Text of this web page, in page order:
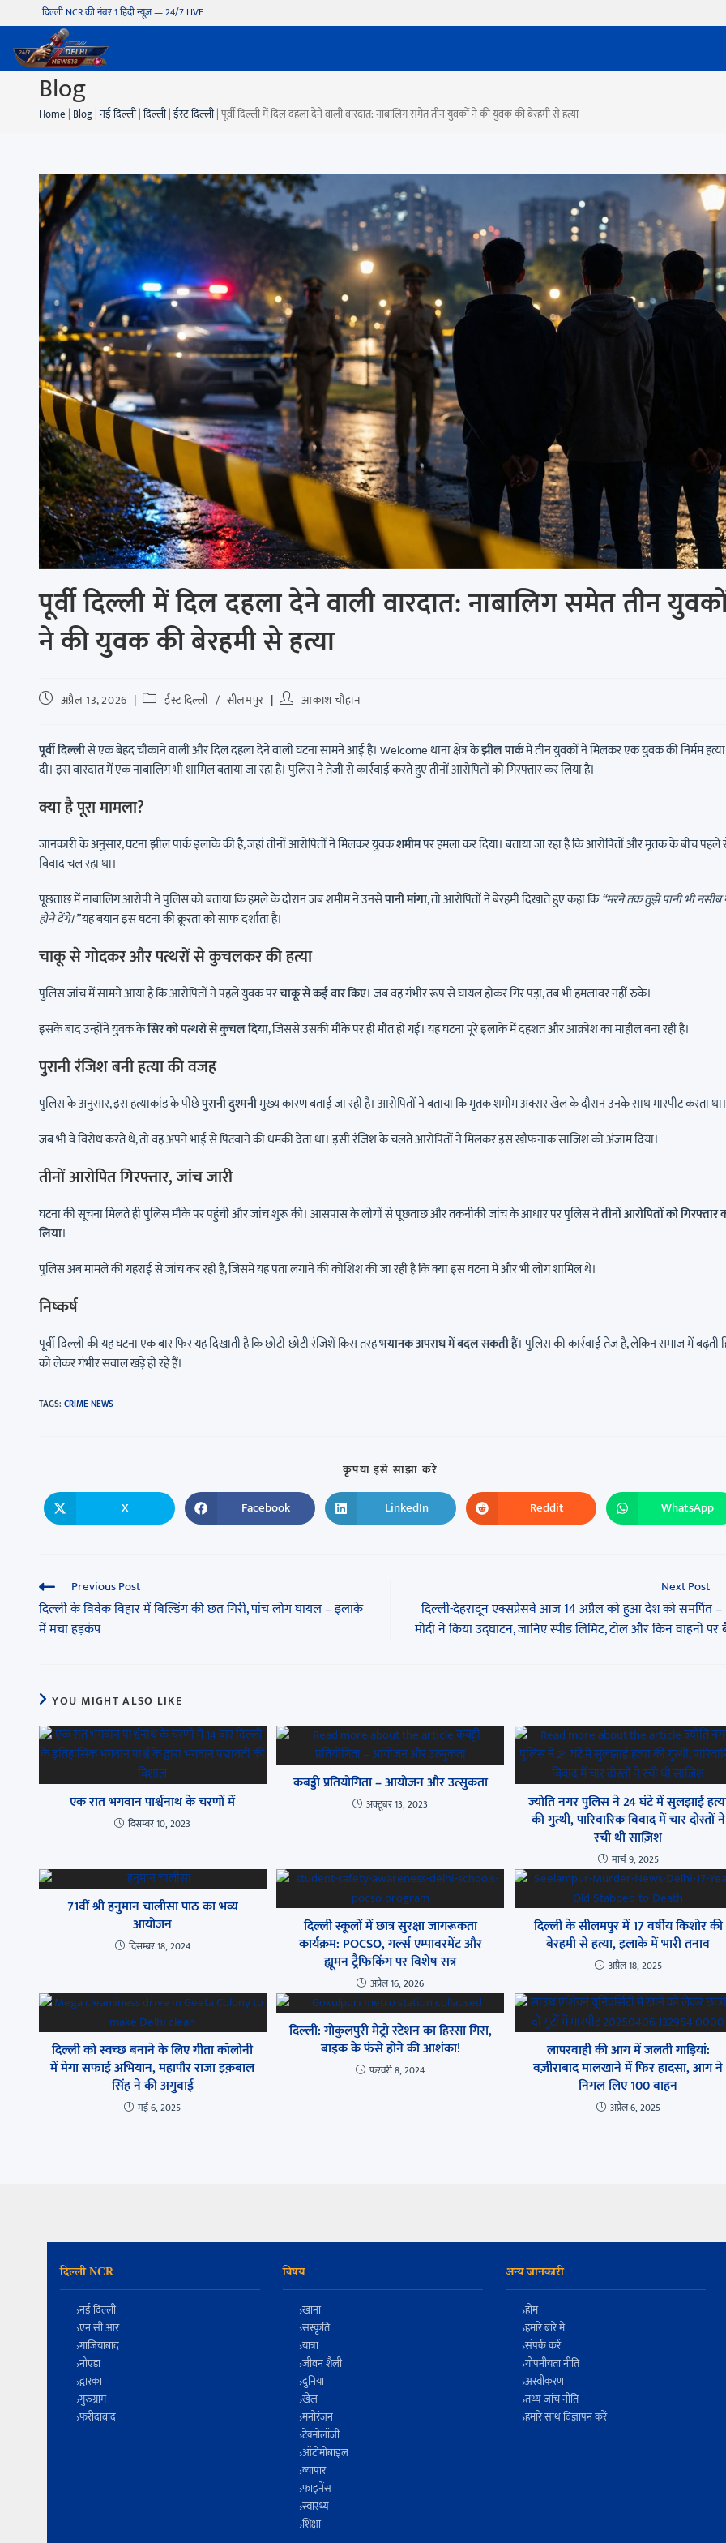
दिल्ली NCR की नंबर 1 हिंदी न्यूज़ — 24/7 LIVE
Blog
Home | Blog|नई दिल्ली|दिल्ली|ईस्ट दिल्ली|पूर्वी दिल्ली में दिल दहला देने वाली वारदात: नाबालिग समेत तीन युवकों ने की युवक की बेरहमी से हत्या
पूर्वी दिल्ली में दिल दहला देने वाली वारदात: नाबालिग समेत तीन
ने की युवक की बेरहमी से हत्या
अप्रैल 13, 2026 ईस्ट दिल्ली / सीलमपुर आकाश चौहान
पूर्वी दिल्लीसे एक बेहद चौंकाने वाली और दिल दहला देने वाली घटना सामने आई है। Welcome थाना क्षेत्र केझील पार्कमें तीन युवकों ने मिलकर एक युवक की निर्मम
दी। इस वारदात में एक नाबालिग भी शामिल बताया जा रहा है। पुलिस ने तेजी से कार्रवाई करते हुए तीनों आरोपितों को गिरफ्तार कर लिया है।
क्या है पूरा मामला?
जानकारी के अनुसार, घटना झील पार्क इलाके की है, जहां तीनों आरोपितों ने मिलकर युवकशमीमपर हमला कर दिया। बताया जा रहा है कि आरोपितों और मृतक के बीच पहले
विवाद चल रहा था।
पूछताछ में नाबालिग आरोपी ने पुलिस को बताया कि हमले के दौरान जब शमीम ने उनसेपानी मांगा, तो आरोपितों ने बेरहमी दिखाते हुए कहा कि“मरने तक तुझे पानी भी नसीब
होने देंगे।”यह बयान इस घटना की क्रूरता को साफ दर्शाता है।
चाकू से गोदकर और पत्थरों से कुचलकर की हत्या
पुलिस जांच में सामने आया है कि आरोपितों ने पहले युवक परचाकू से कई वार किए। जब वह गंभीर रूप से घायल होकर गिर पड़ा, तब भी हमलावर नहीं रुके।
इसके बाद उन्होंने युवक केसिर को पत्थरों से कुचल दिया, जिससे उसकी मौके पर ही मौत हो गई। यह घटना पूरे इलाके में दहशत और आक्रोश का माहौल बना रही है।
पुरानी रंजिश बनी हत्या की वजह
पुलिस के अनुसार, इस हत्याकांड के पीछेपुरानी दुश्मनीमुख्य कारण बताई जा रही है। आरोपितों ने बताया कि मृतक शमीम अक्सर खेल के दौरान उनके साथ मारपीट करता था।
जब भी वे विरोध करते थे, तो वह अपने भाई से पिटवाने की धमकी देता था। इसी रंजिश के चलते आरोपितों ने मिलकर इस खौफनाक साजिश को अंजाम दिया।
तीनों आरोपित गिरफ्तार, जांच जारी
घटना की सूचना मिलते ही पुलिस मौके पर पहुंची और जांच शुरू की। आसपास के लोगों से पूछताछ और तकनीकी जांच के आधार पर पुलिस नेतीनों आरोपितों को गिरफ्तार
लिया।
पुलिस अब मामले की गहराई से जांच कर रही है, जिसमें यह पता लगाने की कोशिश की जा रही है कि क्या इस घटना में और भी लोग शामिल थे।
निष्कर्ष
पूर्वी दिल्ली की यह घटना एक बार फिर यह दिखाती है कि छोटी-छोटी रंजिशें किस तरहभयानक अपराध में बदल सकती हैं। पुलिस की कार्रवाई तेज है, लेकिन समाज में बढ़ती
को लेकर गंभीर सवाल खड़े हो रहे हैं।
TAGS: CRIME NEWS
कृपया इसे साझा करें
X Facebook LinkedIn Reddit WhatsApp
Previous Post
दिल्ली के विवेक विहार में बिल्डिंग की छत गिरी, पांच लोग घायल – इलाके
में मचा हड़कंप
Next Post
दिल्ली-देहरादून एक्सप्रेसवे आज 14 अप्रैल को हुआ देश को समर्पित –
मोदी ने किया उद्घाटन, जानिए स्पीड लिमिट, टोल और किन वाहनों पर
YOU MIGHT ALSO LIKE
एक रात भगवान पार्श्वनाथ के चरणों में
दिसम्बर 10, 2023
कबड्डी प्रतियोगिता – आयोजन और उत्सुकता
अक्टूबर 13, 2023
ज्योति नगर पुलिस ने 24 घंटे में सुलझाई
की गुत्थी, पारिवारिक विवाद में चार दोस्तों ने
रची थी साज़िश
मार्च 9, 2025
71वीं श्री हनुमान चालीसा पाठ का भव्य
आयोजन
दिसम्बर 18, 2024
दिल्ली स्कूलों में छात्र सुरक्षा जागरूकता
कार्यक्रम: POCSO, गर्ल्स एम्पावरमेंट और
ह्यूमन ट्रैफिकिंग पर विशेष सत्र
अप्रैल 16, 2026
दिल्ली के सीलमपुर में 17 वर्षीय किशोर की
बेरहमी से हत्या, इलाके में भारी तनाव
अप्रैल 18, 2025
दिल्ली को स्वच्छ बनाने के लिए गीता कॉलोनी
में मेगा सफाई अभियान, महापौर राजा इक़बाल
सिंह ने की अगुवाई
मई 6, 2025
दिल्ली: गोकुलपुरी मेट्रो स्टेशन का हिस्सा गिरा,
बाइक के फंसे होने की आशंका!
फ़रवरी 8, 2024
लापरवाही की आग में जलती गाड़ियां:
वज़ीराबाद मालखाने में फिर हादसा, आग ने
निगल लिए 100 वाहन
अप्रैल 6, 2025
दिल्ली NCR
नई दिल्ली
एन सी आर
गाजियाबाद
नोएडा
द्वारका
गुरुग्राम
फरीदाबाद
विषय
खाना
संस्कृति
यात्रा
जीवन शैली
दुनिया
खेल
मनोरंजन
टेक्नोलॉजी
ऑटोमोबाइल
व्यापार
फाइनेंस
स्वास्थ्य
शिक्षा
अन्य जानकारी
होम
हमारे बारे में
संपर्क करें
गोपनीयता नीति
अस्वीकरण
तथ्य-जांच नीति
हमारे साथ विज्ञापन करें